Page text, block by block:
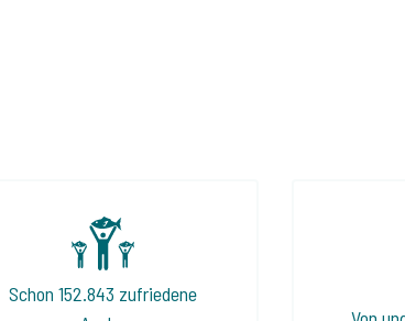
Schon 152.843 zufriedene